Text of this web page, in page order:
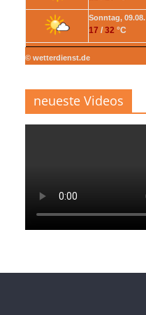
Sonntag, 09.08.
17 / 32 °C
© wetterdienst.de
neueste Videos